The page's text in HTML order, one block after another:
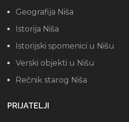
Geografija Niša
Istorija Niša
Istorijski spomenici u Nišu
Verski objekti u Nišu
Rečnik starog Niša
PRIJATELJI